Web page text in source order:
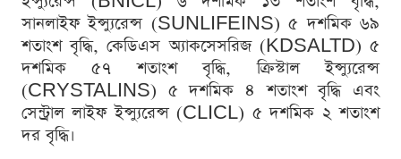
সানলাইফ ইন্স্যুরেন্স (SUNLIFEINS) ৫ দশমিক ৬৯
শতাংশ বৃদ্ধি, কেডিএস অ্যাকসেসরিজ (KDSALTD) ৫
দশমিক ৫৭ শতাংশ বৃদ্ধি, ক্রিস্টাল ইন্স্যুরেন্স
(CRYSTALINS) ৫ দশমিক ৪ শতাংশ বৃদ্ধি এবং
সেন্ট্রাল লাইফ ইন্স্যুরেন্স (CLICL) ৫ দশমিক ২ শতাংশ
দর বৃদ্ধি।